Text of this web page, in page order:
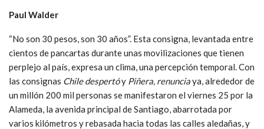
Paul Walder
“No son 30 pesos, son 30 años”. Esta consigna, levantada entre
cientos de pancartas durante unas movilizaciones que tienen
perplejo al país, expresa un clima, una percepción temporal. Con
las consignas Chile despertóy Piñera, renunciaya, alrededor de
un millón 200 mil personas se manifestaron el viernes 25 por la
Alameda, la avenida principal de Santiago, abarrotada por
varios kilómetros y rebasada hacia todas las calles aledañas, y